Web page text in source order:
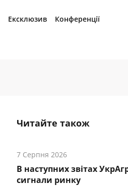
Ексклюзив Конференції
Читайте також
7 Серпня 2026
В наступних звітах
cигнали ринку